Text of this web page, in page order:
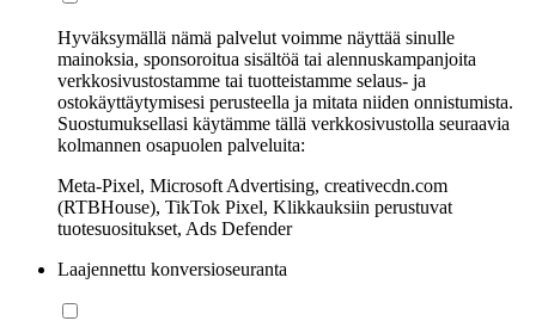
Hyväksymällä nämä palvelut voimme näyttää sinulle
mainoksia, sponsoroitua sisältöä tai alennuskampanjoita
verkkosivustostamme tai tuotteistamme selaus- ja
ostokäyttäytymisesi perusteella ja mitata niiden onnistumista.
Suostumuksellasi käytämme tällä verkkosivustolla seuraavia
kolmannen osapuolen palveluita:
Meta-Pixel, Microsoft Advertising, creativecdn.com
(RTBHouse), TikTok Pixel, Klikkauksiin perustuvat
tuotesuositukset, Ads Defender
Laajennettu konversioseuranta